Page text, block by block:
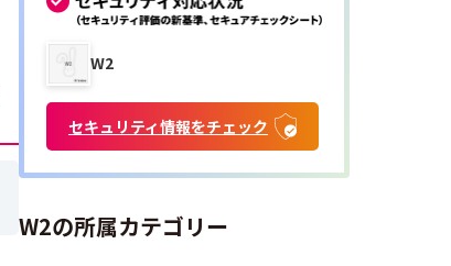
W2
セキュリティ情報をチェック
W2の所属カテゴリー